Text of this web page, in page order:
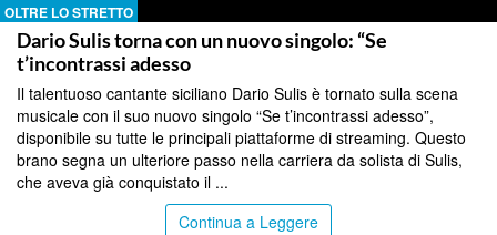
OLTRE LO STRETTO
Dario Sulis torna con un nuovo singolo: “Se
t’incontrassi adesso
Il talentuoso cantante siciliano Dario Sulis è tornato sulla scena
musicale con il suo nuovo singolo “Se t’incontrassi adesso”,
disponibile su tutte le principali piattaforme di streaming. Questo
brano segna un ulteriore passo nella carriera da solista di Sulis,
che aveva già conquistato il ...
Continua a Leggere